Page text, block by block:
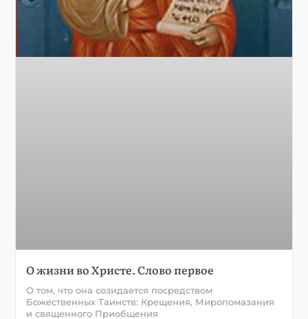
О жизни во Христе. Слово первое
О том, что она созидается посредством
Божественных Таинств: Крещения, Миропомазания
и священного Приобщения